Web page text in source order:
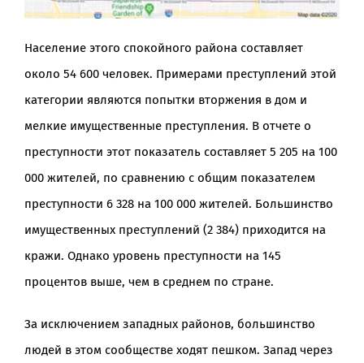
Население этого спокойного района составляет
около 54 600 человек. Примерами преступлений этой
категории являются попытки вторжения в дом и
мелкие имущественные преступления. В отчете о
преступности этот показатель составляет 5 205 на 100
000 жителей, по сравнению с общим показателем
преступности 6 328 на 100 000 жителей. Большинство
имущественных преступлений (2 384) приходится на
кражи. Однако уровень преступности на 145
процентов выше, чем в среднем по стране.
За исключением западных районов, большинство
людей в этом сообществе ходят пешком. Запад через